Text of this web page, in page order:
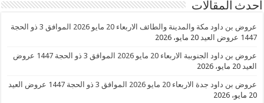
أحدث المقالات
عروض بن داود مكة والمدينة والطائف الاربعاء 20 مايو 2026 الموافق 3 ذو الحجة
1447 عروض العيد
20 مايو، 2026
عروض بن داود الجنوببة الاربعاء 20 مايو 2026 الموافق 3 ذو الحجة 1447 عروض
العيد 20 مايو، 2026
عروض بن داود جدة الاربعاء 20 مايو 2026 الموافق 3 ذو الحجة 1447 عروض العيد
20 مايو، 2026